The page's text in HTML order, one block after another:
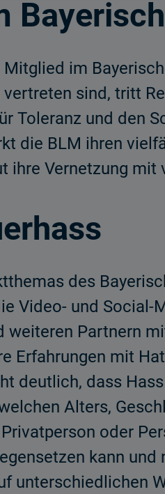
im
vertreten sind, tritt
Toleranz und den
die BLM ihren
ihre Vernetzung
des
Video- und
weiteren Partnern
Erfahrungen mit
deutlich, dass
Alters,
oder
kann
unterschiedlichen